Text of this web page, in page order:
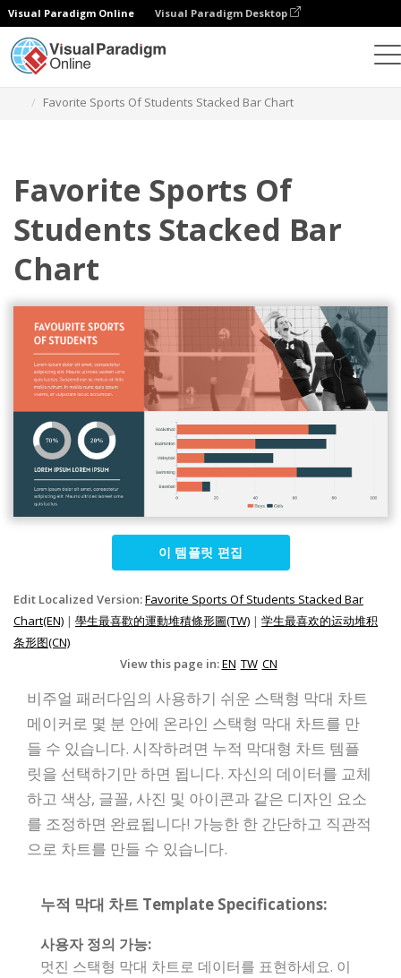
Visual Paradigm Online Visual Paradigm Desktop
Favorite Sports Of Students Stacked Bar Chart
Favorite Sports Of
Students Stacked Bar
Chart
이 템플릿 편집
Edit Localized Version:Favorite Sports Of Students Stacked Bar
Chart(EN) | 學生最喜歡的運動堆積條形圖(TW) | 学生最喜欢的运动堆积
条形图(CN)
View this page in:EN TW CN
비주얼 패러다임의 사용하기 쉬운 스택형 막대 차트
메이커로 몇 분 안에 온라인 스택형 막대 차트를 만
들 수 있습니다. 시작하려면 누적 막대형 차트 템플
릿을 선택하기만 하면 됩니다. 자신의 데이터를 교체
하고 색상, 글꼴, 사진 및 아이콘과 같은 디자인 요소
를 조정하면 완료됩니다! 가능한 한 간단하고 직관적
으로 차트를 만들 수 있습니다.
누적 막대 차트 Template Specifications:
사용자 정의 가능:
멋진 스택형 막대 차트로 데이터를 표현하세요. 이